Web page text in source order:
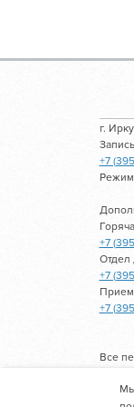
г.
+7
Режим
+7
+7
+7
Все